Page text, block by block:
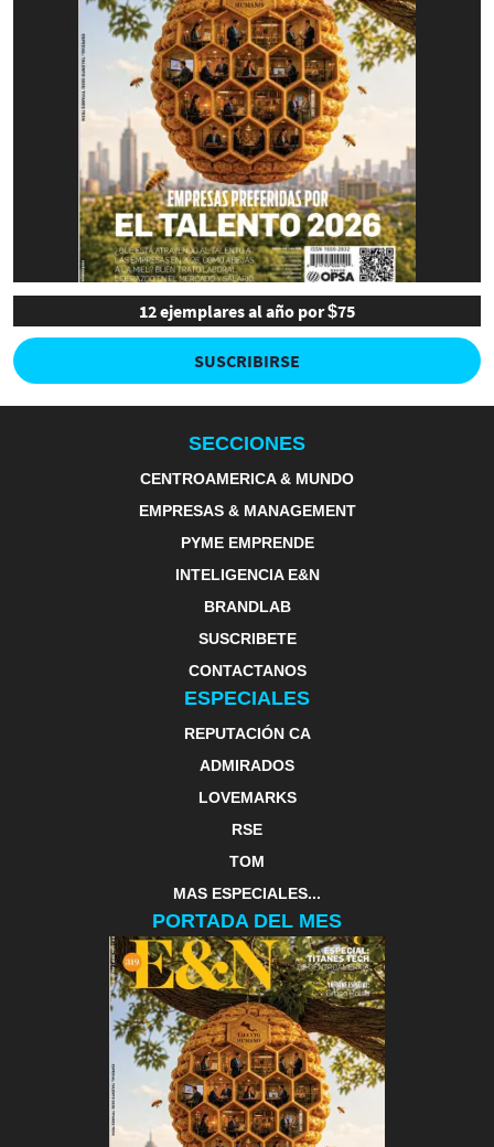
12 ejemplares al año por $75
SUSCRIBIRSE
SECCIONES
CENTROAMERICA & MUNDO
EMPRESAS & MANAGEMENT
PYME EMPRENDE
INTELIGENCIA E&N
BRANDLAB
SUSCRIBETE
CONTACTANOS
ESPECIALES
REPUTACIÓN CA
ADMIRADOS
LOVEMARKS
RSE
TOM
MAS ESPECIALES...
PORTADA DEL MES